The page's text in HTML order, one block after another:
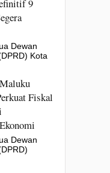
9
Dewan
Kota
Fiskal
Dewan